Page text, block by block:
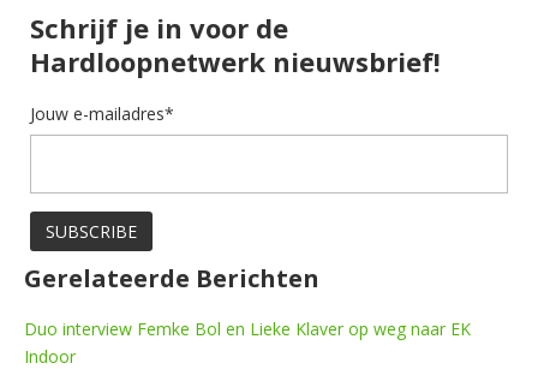
Schrijf je in voor de
Hardloopnetwerk nieuwsbrief!
Jouw e-mailadres*
Gerelateerde Berichten
Duo interview Femke Bol en Lieke Klaver op weg naar EK
Indoor